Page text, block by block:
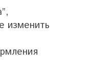
изменить